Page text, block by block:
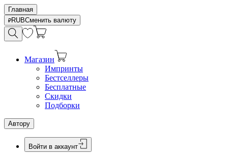
Главная
RUBСменить валюту
Магазин
Импринты
Бестселлеры
Бесплатные
Скидки
Подборки
Автору
Войти в аккаунт